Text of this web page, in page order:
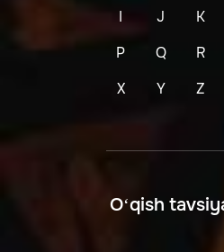
I
J K
P
Q R
X
Y Z
O‘qish